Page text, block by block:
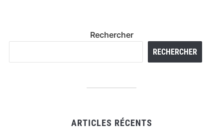
Rechercher
RECHERCHER
ARTICLES RÉCENTS